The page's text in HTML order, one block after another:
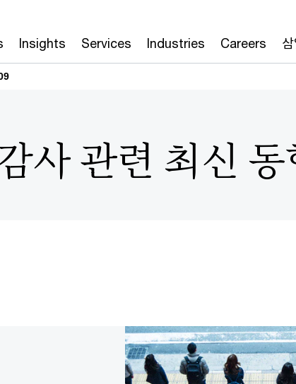
Insights Services Industries Careers
사 관련 최신 동